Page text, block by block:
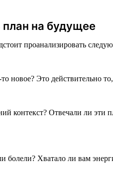
план на будущее
проанализировать
новое? Это действительно
контекст? Отвечали ли
Хватало ли вам